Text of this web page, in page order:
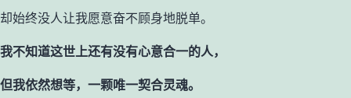
却始终没人让我愿意奋不顾身地脱单。
我不知道这世上还有没有心意合一的人，
但我依然想等，一颗唯一契合灵魂。